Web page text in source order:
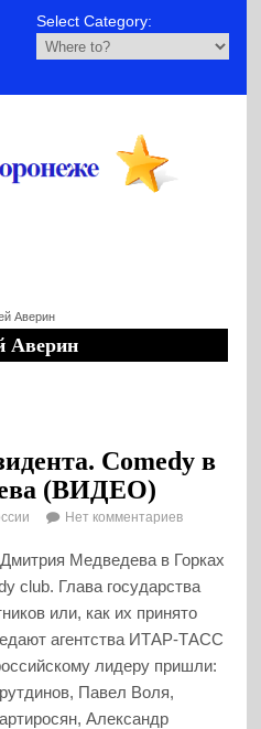
Select Category:
Аверин
Аверин
Comedy в
(ВИДЕО)
Нет комментариев
Медведева в Горках
club. Глава государства
или, как их принято
агентства ИТАР-ТАСС
лидеру пришли:
Павел Воля,
Александр